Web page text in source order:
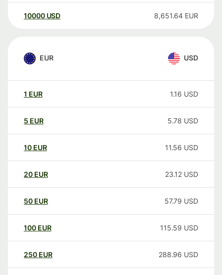
10000 USD 8,651.64 EUR
EUR USD
1 EUR 1.16 USD
5 EUR 5.78 USD
10 EUR 11.56 USD
20 EUR 23.12 USD
50 EUR 57.79 USD
100 EUR 115.59 USD
250 EUR 288.96 USD